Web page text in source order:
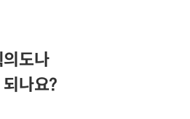
도나
나요?